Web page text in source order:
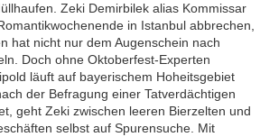
Zeki Demirbilek alias Kommissar
in Istanbul abbrechen,
hat nicht nur dem Augenschein nach
Doch ohne Oktoberfest-Experten
läuft auf bayerischem Hoheitsgebiet
der Befragung einer Tatverdächtigen
geht Zeki zwischen leeren Bierzelten und
selbst auf Spurensuche. Mit